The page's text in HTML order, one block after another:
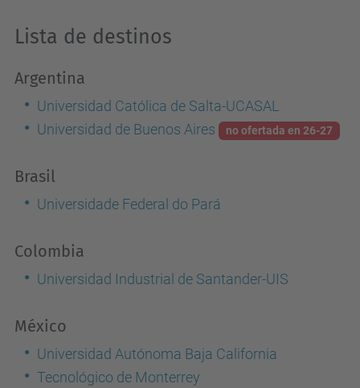
Lista de destinos
Argentina
Universidad Católica de Salta-UCASAL
Universidad de Buenos Aires
no ofertada en 26-27
Brasil
Universidade Federal do Pará
Colombia
Universidad Industrial de Santander-UIS
México
Universidad Autónoma Baja California
Tecnológico de Monterrey